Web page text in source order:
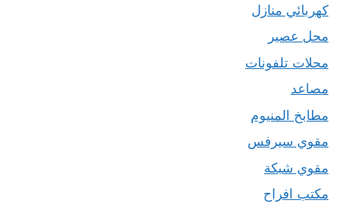
كهربائي منازل
محل عصير
محلات تلفونات
مصاعد
مطابخ المنيوم
مقوي سيرفس
مقوي شبكة
مكتب افراح